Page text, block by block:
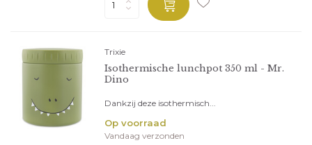
Trixie
Isothermische lunchpot 350 ml - Mr.
Dino
Dankzij deze isothermisch...
Op voorraad
Vandaag verzonden